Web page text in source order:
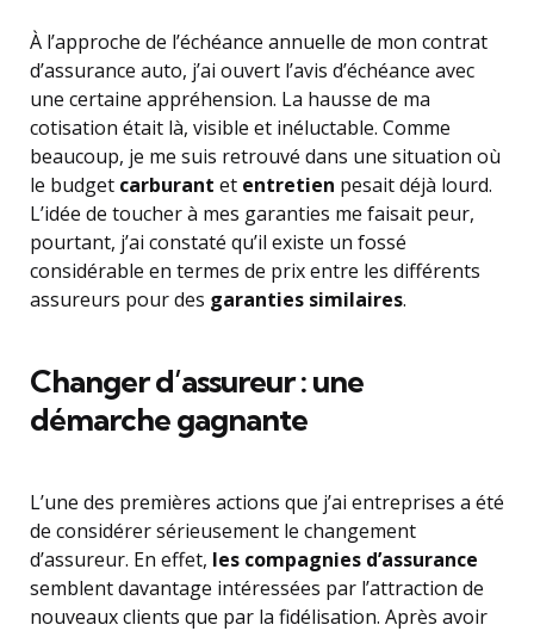
À l’approche de l’échéance annuelle de mon contrat
d’assurance auto, j’ai ouvert l’avis d’échéance avec
une certaine appréhension. La hausse de ma
cotisation était là, visible et inéluctable. Comme
beaucoup, je me suis retrouvé dans une situation où
le budget carburant et entretien pesait déjà lourd.
L’idée de toucher à mes garanties me faisait peur,
pourtant, j’ai constaté qu’il existe un fossé
considérable en termes de prix entre les différents
assureurs pour des garanties similaires.
Changer d’assureur : une
démarche gagnante
L’une des premières actions que j’ai entreprises a été
de considérer sérieusement le changement
d’assureur. En effet, les compagnies d’assurance
semblent davantage intéressées par l’attraction de
nouveaux clients que par la fidélisation. Après avoir